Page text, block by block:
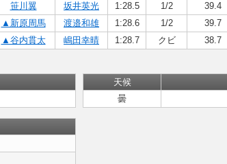
笹川翼 坂井英光 1:28.5 1/2 39.4
▲新原周馬 渡邉和雄 1:28.6 1/2 39.7
▲谷内貫太 嶋田幸晴 1:28.7 クビ 38.7
天候
曇